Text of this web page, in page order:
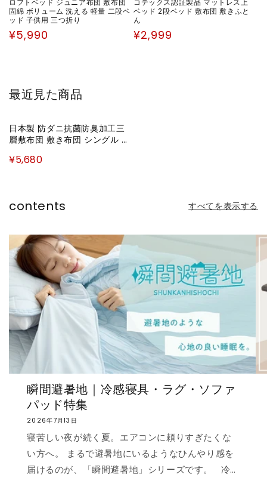
ロフトベッド ジュニア布団 敷布団
固綿 ボリューム 洗える 軽量 二段ベ
ッド 子供用 三つ折り
通
¥5,990
コテックス認証製品 マットレス上
ベッド 2段ベッド 敷布団 敷きふと
ん
通
¥2,999
最近見た商品
日本製 防ダニ抗菌防臭加工三
層敷布団 敷き布団 シングル テ
布団 保温 軽量 帝人 しきぶと
¥5,680
contents すべてを表示する
瞬間避暑地｜冷感寝具・ラグ・ソファ
パッド特集
2026年7月13日
寝苦しい夜が続く夏。エアコンに頼りすぎたくな
い方へ。 まるで避暑地にいるようなひんやり感を
届けるのが、「瞬間避暑地」シリーズです。 冷